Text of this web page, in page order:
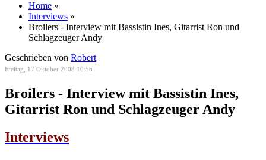
Home »
Interviews »
Broilers - Interview mit Bassistin Ines, Gitarrist Ron und
Schlagzeuger Andy
Geschrieben von Robert
Freitag, 17 Oktober 2008 10:56
Broilers - Interview mit Bassistin Ines,
Gitarrist Ron und Schlagzeuger Andy
Interviews